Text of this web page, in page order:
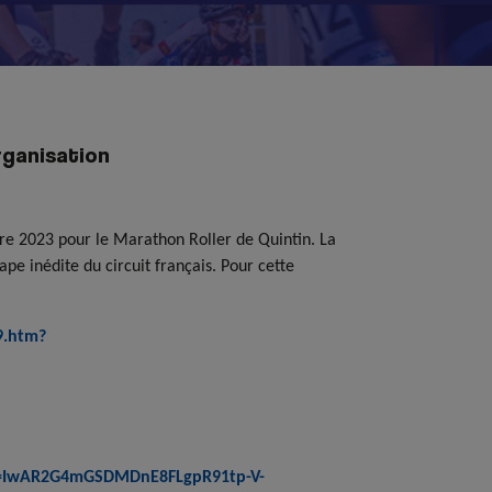
2023 pour le Marathon Roller de Quintin. La
inédite du circuit français. Pour cette
V-